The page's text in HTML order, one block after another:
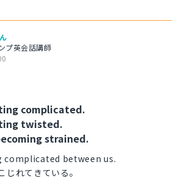
プ英会話講師
complicated.
twisted.
strained.
between us.
れてきている。